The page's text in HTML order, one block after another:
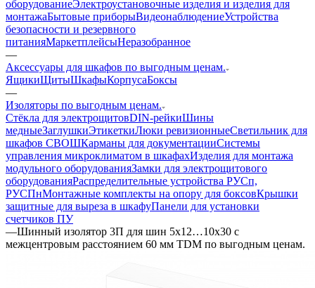
оборудованиеЭлектроустановочные изделия и изделия для
монтажаБытовые приборыВидеонаблюдениеУстройства
безопасности и резервного
питанияМаркетплейсыНеразобранное
—
Аксессуары для шкафов по выгодным ценам.
ЯщикиЩитыШкафыКорпусаБоксы
—
Изоляторы по выгодным ценам.
Стёкла для электрощитовDIN-рейкиШины
медныеЗаглушкиЭтикеткиЛюки ревизионныеСветильник для
шкафов СВОШКарманы для документацииСистемы
управления микроклиматом в шкафахИзделия для монтажа
модульного оборудованияЗамки для электрощитового
оборудованияРаспределительные устройства РУСп,
РУСПнМонтажные комплекты на опору для боксовКрышки
защитные для выреза в шкафуПанели для установки
счетчиков ПУ
—Шинный изолятор 3П для шин 5х12…10x30 с
межцентровым расстоянием 60 мм TDM по выгодным ценам.